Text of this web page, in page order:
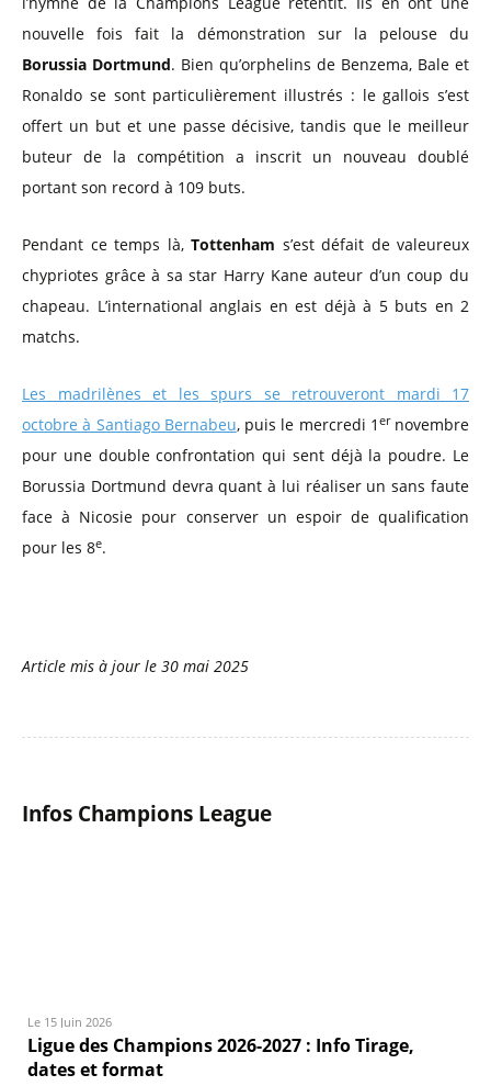
nouvelle fois fait la démonstration sur la pelouse du
Borussia Dortmund. Bien qu’orphelins de Benzema, Bale et
Ronaldo se sont particulièrement illustrés : le gallois s’est
offert un but et une passe décisive, tandis que le meilleur
buteur de la compétition a inscrit un nouveau doublé
portant son record à 109 buts.
Pendant ce temps là, Tottenham s’est défait de valeureux
chypriotes grâce à sa star Harry Kane auteur d’un coup du
chapeau. L’international anglais en est déjà à 5 buts en 2
matchs.
Les madrilènes et les spurs se retrouveront mardi 17
octobre à Santiago Bernabeu, puis le mercredi 1 ernovembre
pour une double confrontation qui sent déjà la poudre. Le
Borussia Dortmund devra quant à lui réaliser un sans faute
face à Nicosie pour conserver un espoir de qualification
pour les 8e.
Article mis à jour le 30 mai 2025
Infos Champions League
Le 15 Juin 2026
Ligue des Champions 2026-2027 : Info Tirage,
dates et format